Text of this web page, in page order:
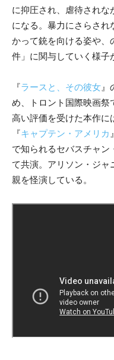
に抑圧され、虐待され
になる。暴力にさらされ
かって銃を向ける姿や、
件」に関与していく様子
『ラースと、その彼女 』
め、トロント国際映画祭
高い評価を受けた本作に
『キャプテン・アメリカ
で知られるセバスチャン
て共演。アリソン・ジャ
親を怪演している。